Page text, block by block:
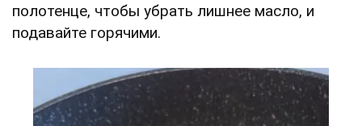
полотенце, чтобы убрать лишнее масло, и
подавайте горячими.